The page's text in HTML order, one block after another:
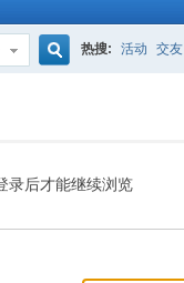
索
热搜: 活动 交友
录后才能继续浏览